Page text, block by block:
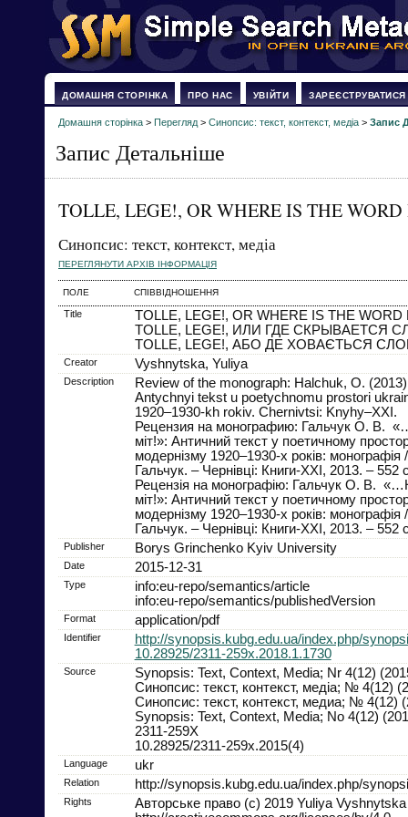
ДОМАШНЯ СТОРІНКА ПРО НАС УВІЙТИ ЗАРЕЄСТРУВАТИСЯ
Домашня сторінка > Перегляд > Синопсис: текст, контекст, медіа > Запис
Запис Детальніше
TOLLE, LEGE!, OR WHERE IS THE
Синопсис: текст, контекст, медіа
ПЕРЕГЛЯНУТИ АРХІВ ІНФОРМАЦІЯ
ПОЛЕ СПІВВІДНОШЕННЯ
Title
TOLLE, LEGE!, OR WHERE IS THE WORD
TOLLE, LEGE!, ИЛИ ГДЕ СКРЫВАЕТСЯ
TOLLE, LEGE!, АБО ДЕ ХОВАЄТЬСЯ
Creator Vyshnytska, Yuliya
Description
Review of the monograph: Halchuk, O.
Antychnyi tekst u poetychnomu prostori
1920–1930-kh rokiv. Chernivtsi: Knyhy–XXI.
Рецензия на монографию: Гальчук О. В.
міт!»: Античний текст у поетичному
модернізму 1920–1930-х років:
Гальчук. – Чернівці: Книги-XXI, 2013. – 552
Рецензія на монографію: Гальчук О. В.
міт!»: Античний текст у поетичному
модернізму 1920–1930-х років:
Гальчук. – Чернівці: Книги-XXI, 2013. – 552
Publisher Borys Grinchenko Kyiv University
Date 2015-12-31
Type
info:eu-repo/semantics/article
info:eu-repo/semantics/publishedVersion
Format application/pdf
Identifier
http://synopsis.kubg.edu.ua/index.php/
10.28925/2311-259x.2018.1.1730
Source
Synopsis: Text, Context, Media; Nr 4(12)
Синопсис: текст, контекст, медіа; № 4(12)
Синопсис: текст, контекст, медиа; № 4(12)
Synopsis: Text, Context, Media; No 4(12)
2311-259X
10.28925/2311-259x.2015(4)
Language ukr
Relation http://synopsis.kubg.edu.ua/index.php/
Rights
Авторське право (c) 2019 Yuliya Vyshnytska